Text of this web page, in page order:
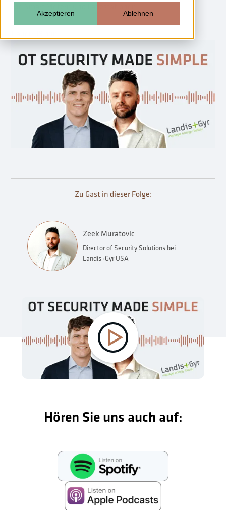
Akzeptieren Ablehnen
Zu Gast in dieser Folge:
Zeek Muratovic
Director of Security Solutions bei
Landis+Gyr USA
Hören Sie uns auch auf: